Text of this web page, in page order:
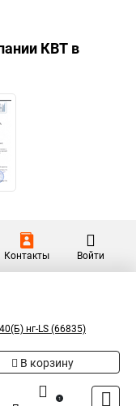
КВТ в
Контакты Войти
нг-LS (66835)
В корзину
1